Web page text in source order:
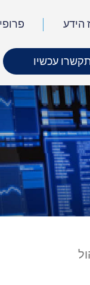
הידע
עכשיו